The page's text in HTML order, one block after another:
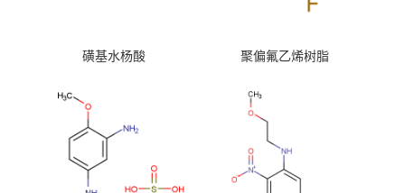
磺基水杨酸 聚偏氟乙烯树脂